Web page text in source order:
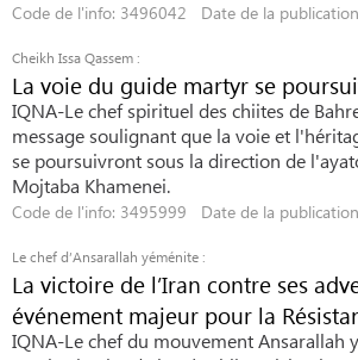
Code de l'info: 3496042 Date de la
Cheikh Issa Qassem :
La voie du guide martyr se
IQNA-Le chef spirituel des chiites de
message soulignant que la voie et
se poursuivront sous la direction de
Mojtaba Khamenei.
Code de l'info: 3495999 Date de la
Le chef d’Ansarallah yéménite :
La victoire de l’Iran contre ses
événement majeur pour la
IQNA-Le chef du mouvement Ansarallah